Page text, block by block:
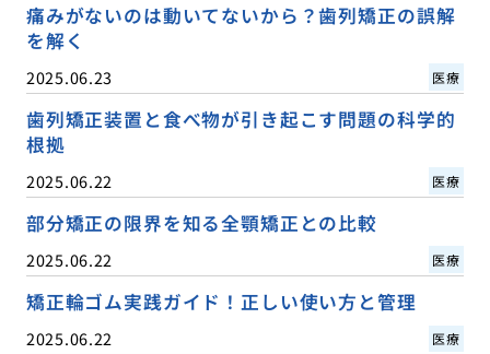
痛みがないのは動いてないから？歯列矯正の誤解
を解く
2025.06.23 医療
歯列矯正装置と食べ物が引き起こす問題の科学的
根拠
2025.06.22 医療
部分矯正の限界を知る全顎矯正との比較
2025.06.22 医療
矯正輪ゴム実践ガイド！正しい使い方と管理
2025.06.22 医療